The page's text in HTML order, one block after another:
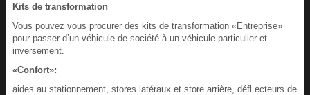
Kits de transformation
Vous pouvez vous procurer des kits de transformation «Entreprise»
pour passer d’un véhicule de société à un véhicule particulier et
inversement.
«Confort»:
aides au stationnement, stores latéraux et store arrière, défl ecteurs de